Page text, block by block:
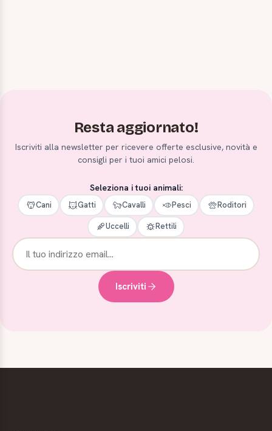
Resta aggiornato!
Iscriviti alla newsletter per ricevere offerte esclusive, novità e
consigli per i tuoi amici pelosi.
Seleziona i tuoi animali:
Cani Gatti Cavalli Pesci Roditori
Uccelli Rettili
Iscriviti